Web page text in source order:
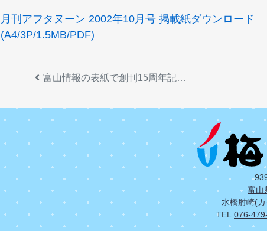
月刊アフタヌーン 2002年10月号 掲載紙ダウンロード
(A4/3P/1.5MB/PDF)
富山情報の表紙で創刊15周年記…
富山
水橋肘崎(
TEL. 076-